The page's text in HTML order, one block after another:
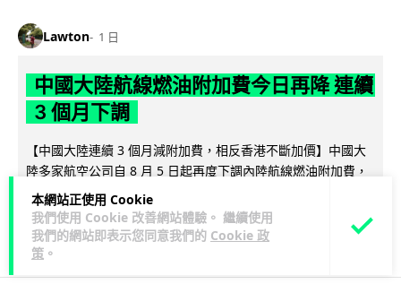
本網站正使用 Cookie
我們使用 Cookie 改善網站體驗。 繼續使用
我們的網站即表示您同意我們的 Cookie 政
策 。
Lawton 1 日
中國大陸航線燃油附加費今日再降 連續
3 個月下調
【中國大陸連續 3 個月減附加費，相反香港不斷加價】中國大
陸多家航空公司自 8 月 5 日起再度下調內陸航線燃油附加費，
為年內連續第 3 個...
33 5↗ 分享